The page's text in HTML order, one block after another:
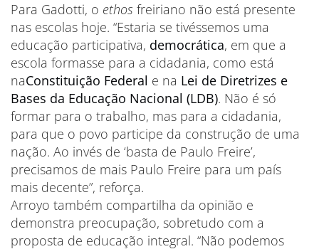
Para Gadotti, o ethos freiriano não está presente
nas escolas hoje. “Estaria se tivéssemos uma
educação participativa, democrática, em que a
escola formasse para a cidadania, como está
naConstituição Federal e na Lei de Diretrizes e
Bases da Educação Nacional (LDB). Não é só
formar para o trabalho, mas para a cidadania,
para que o povo participe da construção de uma
nação. Ao invés de ‘basta de Paulo Freire’,
precisamos de mais Paulo Freire para um país
mais decente”, reforça.
Arroyo também compartilha da opinião e
demonstra preocupação, sobretudo com a
proposta de educação integral. “Não podemos